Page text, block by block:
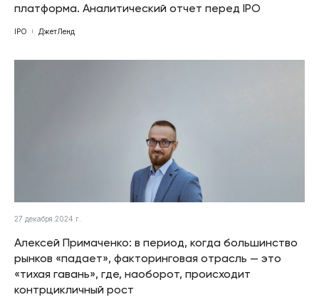
платформа. Аналитический отчет перед IPO
IPO ДжетЛенд
27 декабря 2024 г.
Алексей Примаченко: в период, когда большинство
рынков «падает», факторинговая отрасль — это
«тихая гавань», где, наоборот, происходит
контрцикличный рост